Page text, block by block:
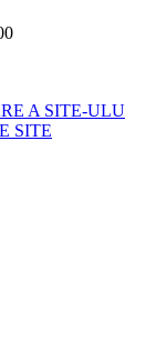
A SITE-ULU
SITE